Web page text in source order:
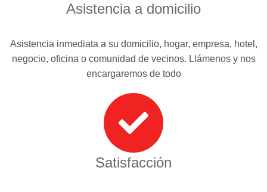
Asistencia a domicilio
Asistencia inmediata a su domicilio, hogar, empresa, hotel,
negocio, oficina o comunidad de vecinos. Llámenos y nos
encargaremos de todo
Satisfacción